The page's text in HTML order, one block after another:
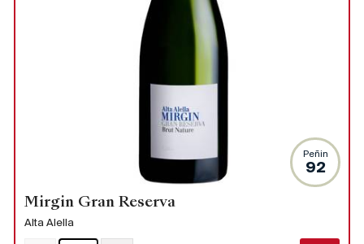
Peñin
92
Mirgin Gran Reserva
Alta Alella